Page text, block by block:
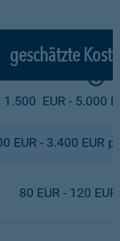
geschätzte
1.500 EUR - 5.000
EUR - 3.400 EUR
80 EUR - 120 EUR